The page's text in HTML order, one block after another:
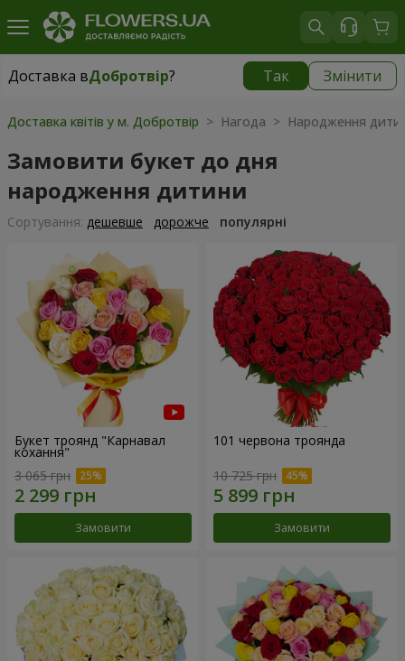
Доставка вДобротвір? Так Змінити
Доставка вДобротвір|
Доставка квітів у м. Добротвір > Нагода > Народження
Замовити букет до дня
народження дитини
Сортування: дешевше дорожче популярні
Букет троянд "Карнавал
кохання"
3 065 грн
Замовити
101 червона троянда
10 725 грн
Замовити